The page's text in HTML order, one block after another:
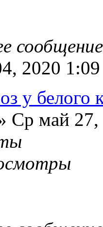
2020
у белого
Ср май 27,